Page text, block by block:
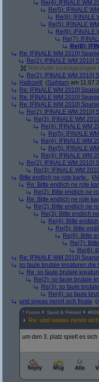
Re(4): [FINALE WM
Re(5): [FINALE
Re(6): [FINALE
Re(5): [FINALE
Re(6): [FINALE
Re(7):
Re(8):
Re: [FINALE WM 2010]
Re(2): [FINALE WM 2010]
Vom Autor
Re(2): [FINALE WM 2010]
Halbzeit! (Sajhtam am
Re: [FINALE WM 2010]
Re: [FINALE WM 2010]
Re: [FINALE WM 2010]
Re(2): [FINALE WM 2010]
Re(3): [FINALE WM
Re(4): [FINALE WM
Re(5): [FINALE
Re(4): [FINALE WM
Re(5): [FINALE
Re(4): [FINALE WM
Re(2): [FINALE WM 2010]
Re(3): [FINALE WM
Bitte endlich ne rote karte.. (
Re: Bitte endlich ne rote
Re(2): Bitte endlich ne
Re: Bitte endlich ne rote
Re(2): Bitte endlich ne
Re(3): Bitte endlich
Re(4): Bitte
Re(5): Bitte
Re(6): Bitte
Re(7):
Re(8):
Re: [FINALE WM 2010]
so faule brutale kreaturen die
Re: so faule brutale
Re(2): so faule brutale
Re(3): so faule
Re(4): so faule
und sowas nennt sich finale (
^ Forum Sport & Freizeit #
Re: und sowas nennt
um den 3. platz spielt es